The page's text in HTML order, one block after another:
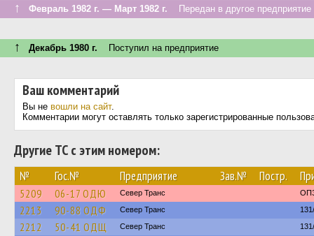
↑ Февраль 1982 г. — Март 1982 г. Передан в другое предприятие
↑ Декабрь 1980 г. Поступил на предприятие
Ваш комментарий
Вы не вошли на сайт.
Комментарии могут оставлять только зарегистрированные
Другие ТС с этим номером:
№ Гос.№ Предприятие Зав.№ Постр.
5209 06-17 ОДЮ Север Транс
2213 90-88 ОДФ Север Транс
2212 50-41 ОДЩ Север Транс